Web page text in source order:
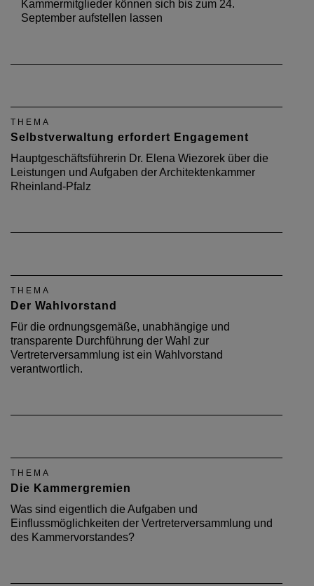
Kammermitglieder können sich bis zum 24.
September aufstellen lassen
THEMA
Selbstverwaltung erfordert Engagement
Hauptgeschäftsführerin Dr. Elena Wiezorek über die
Leistungen und Aufgaben der Architektenkammer
Rheinland-Pfalz
THEMA
Der Wahlvorstand
Für die ordnungsgemäße, unabhängige und
transparente Durchführung der Wahl zur
Vertreterversammlung ist ein Wahlvorstand
verantwortlich.
THEMA
Die Kammergremien
Was sind eigentlich die Aufgaben und
Einflussmöglichkeiten der Vertreterversammlung und
des Kammervorstandes?